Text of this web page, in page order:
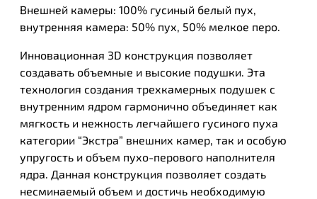
Внешней камеры: 100% гусиный белый пух,
внутренняя камера: 50% пух, 50% мелкое перо.
Инновационная 3D конструкция позволяет
создавать объемные и высокие подушки. Эта
технология создания трехкамерных подушек с
внутренним ядром гармонично объединяет как
мягкость и нежность легчайшего гусиного пуха
категории “Экстра” внешних камер, так и особую
упругость и объем пухо-перового наполнителя
ядра. Данная конструкция позволяет создать
несминаемый объем и достичь необходимую